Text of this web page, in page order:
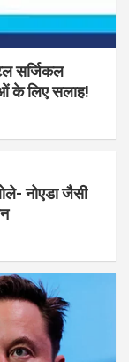
सर्जिकल
के लिए सलाह!
जैसी